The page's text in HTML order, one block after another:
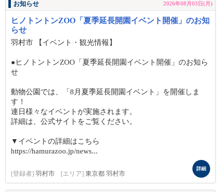
お知らせ 2026年08月03日(月)
ヒノトントンZOO「夏季延長開園イベント開催」のお知
らせ
羽村市 【イベント・観光情報】
●ヒノトントンZOO「夏季延長開園イベント開催」のお知ら
せ
動物公園では、「8月夏季延長開園イベント」を開催しま
す！
連日様々なイベントが実施されます。
詳細は、公式サイトをご覧ください。
▼イベントの詳細はこちら
https://hamurazoo.jp/news...
[登録者] 羽村市 [エリア] 東京都 羽村市
詳細